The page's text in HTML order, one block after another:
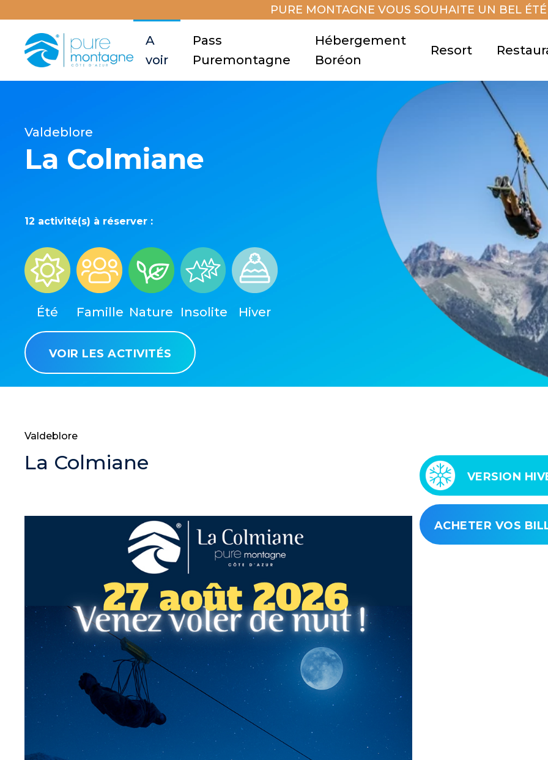
PURE MONTAGNE VOUS SOUHAITE UN BEL ÉTÉ
A
voir
Pass
Puremontagne
Hébergement
Boréon
Resort
Valdeblore
La Colmiane
12 activité(s) à réserver :
Été Famille Nature Insolite Hiver
VOIR LES ACTIVITÉS
VERSION
ACHETER VOS
Valdeblore
La Colmiane